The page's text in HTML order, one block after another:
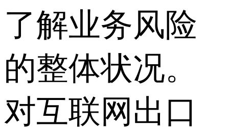
了解业务风险
的整体状况。
对互联网出口